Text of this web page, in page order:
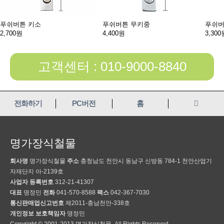
푸쉬버튼 키소
2,700원
푸쉬버튼 무키중
4,400원
푸쉬
3,300
고객센터 : 010-9000-8840
전화하기 PC버전 홈
명가장식철물
회사명 명가장식철물 주소 충청남도 천안시 동남구 신방동 784-1 천안산업기
자재단지 아-2139호
사업자 등록번호 312-21-41307
대표 명정민 전화 041-570-8588 팩스 042-367-7030
통신판매업신고번호 제2011-충남천안-338호
개인정보 보호책임자 명정민